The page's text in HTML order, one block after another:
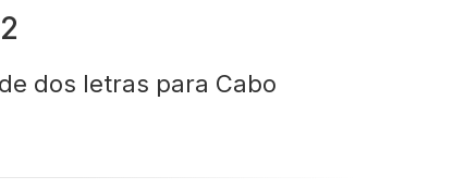
dos letras para Cabo